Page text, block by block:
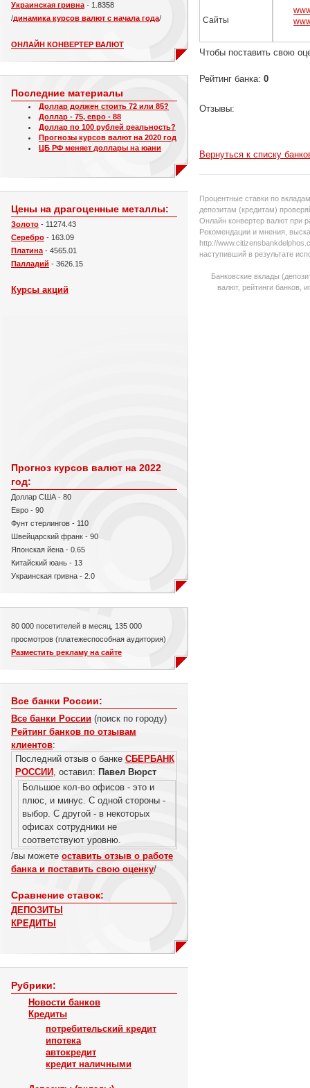
Украинская гривна - 1.8358
/динамика курсов валют с начала года/
ОНЛАЙН КОНВЕРТЕР ВАЛЮТ
Последние материалы
Доллар должен стоить 72 или 85?
Доллар - 75, евро - 88
Доллар по 100 рублей реальность?
Прогнозы курсов валют на 2020 год
ЦБ РФ меняет доллары на юани
Цены на драгоценные металлы:
Золото - 11274.43
Серебро - 163.09
Платина - 4565.01
Палладий - 3626.15
Курсы акций
Прогноз курсов валют на 2022
год:
Доллар США - 80
Евро - 90
Фунт стерлингов - 110
Швейцарский франк - 90
Японская йена - 0.65
Китайский юань - 13
Украинская гривна - 2.0
80 000 посетителей в месяц, 135 000
просмотров (платежеспособная аудитория)
Разместить рекламу на сайте
Все банки России:
Все банки России (поиск по городу)
Рейтинг банков по отзывам
клиентов:
Последний отзыв о банке СБЕРБАНК
РОССИИ , оставил: Павел Вюрст
Большое кол-во офисов - это и
плюс, и минус. С одной стороны -
выбор. С другой - в некоторых
офисах сотрудники не
соответствуют уровню.
/вы можете оставить отзыв о работе
банка и поставить свою оценку/
Сравнение ставок:
ДЕПОЗИТЫ
КРЕДИТЫ
Рубрики:
Новости банков
Кредиты
потребительский кредит
ипотека
автокредит
кредит наличными
Сайты
Чтобы поставить свою
Рейтинг банка: 0
Отзывы:
Вернуться к списку
Процентные ставки по
депозитам (кредитам)
Онлайн конвертер валют при
Рекомендации и мнения,
http://
наступивший в результате
Банковские вклады
валют, рейтинги банков,